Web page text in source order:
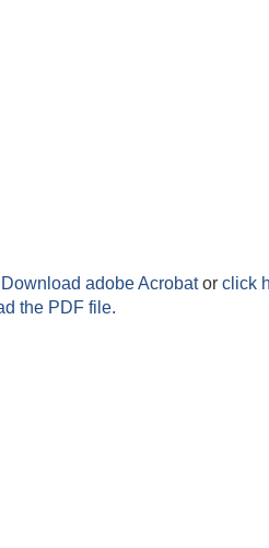
Download adobe Acrobator click
the PDF file.